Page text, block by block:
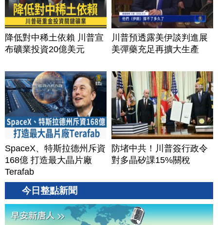
降低對中稀土依賴 川普宣
布礦業投資20億美元
川普預透露美伊談判進展
美彈藥充足再擴大生產
SpaceX、特斯拉德州斥資
168億 打造最大晶片廠
Terafab
防堵中共！川普簽行政令
對多晶矽課15%關稅
今日整點新聞